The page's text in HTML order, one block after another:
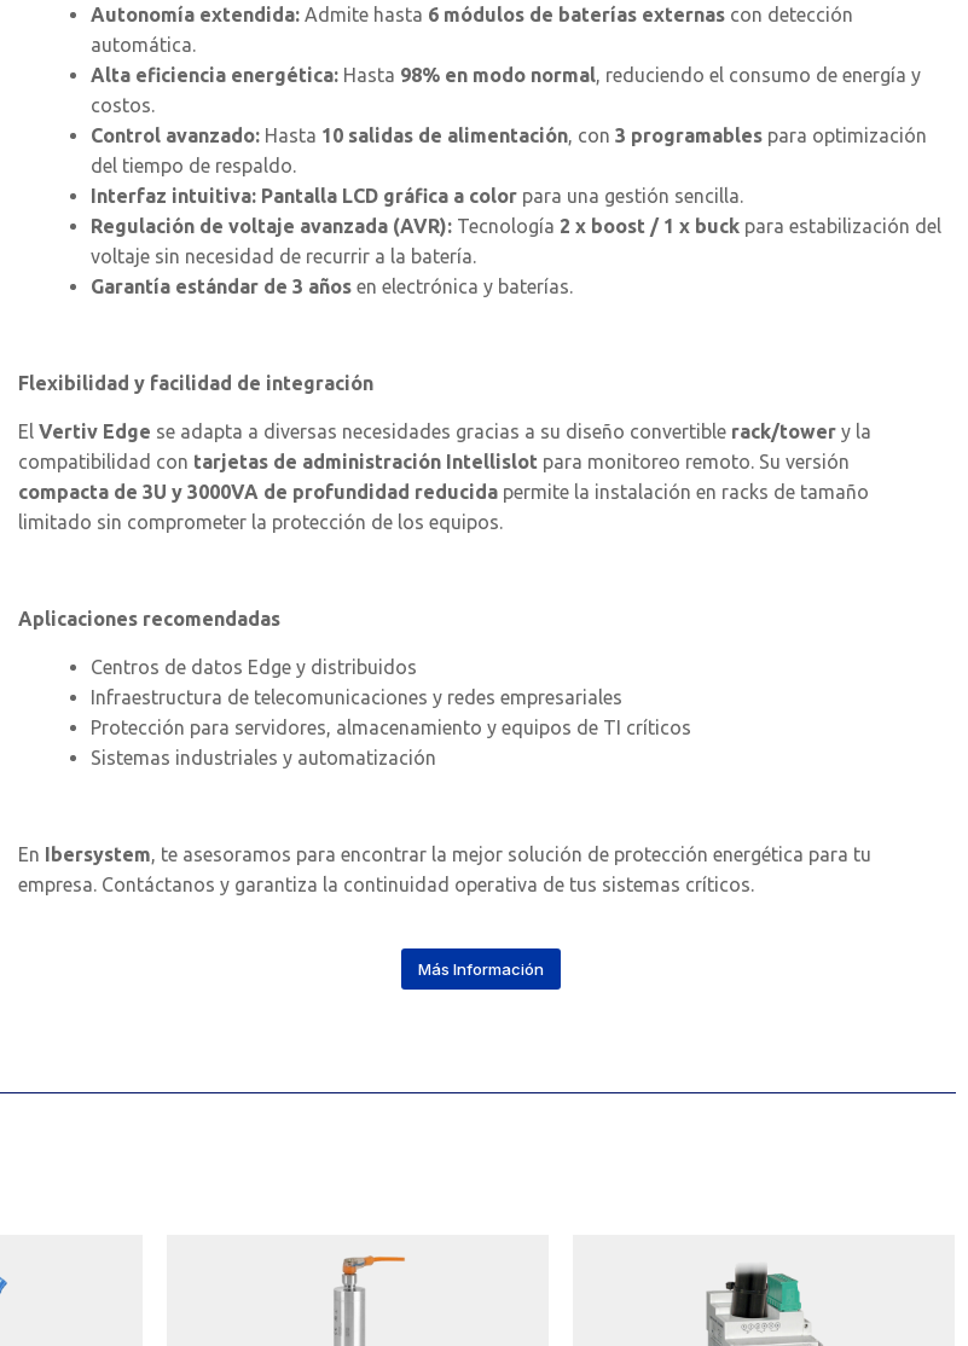
Autonomía extendida:Admite hasta 6 módulos de baterías externascon detección
automática.
Alta eficiencia energética:Hasta 98% en modo normal, reduciendo el consumo de energía y
costos.
Control avanzado:Hasta 10 salidas de alimentación, con 3 programablespara optimización
del tiempo de respaldo.
Interfaz intuitiva: Pantalla LCD gráfica a colorpara una gestión sencilla.
Regulación de voltaje avanzada (AVR):Tecnología 2 x boost / 1 x buckpara estabilización del
voltaje sin necesidad de recurrir a la batería.
Garantía estándar de 3 añosen electrónica y baterías.
Flexibilidad y facilidad de integración
El Vertiv Edge se adapta a diversas necesidades gracias a su diseño convertible rack/towery la
compatibilidad con tarjetas de administración Intellislotpara monitoreo remoto. Su versión
compacta de 3U y 3000VA de profundidad reducidapermite la instalación en racks de tamaño
limitado sin comprometer la protección de los equipos.
Aplicaciones recomendadas
Centros de datos Edge y distribuidos
Infraestructura de telecomunicaciones y redes empresariales
Protección para servidores, almacenamiento y equipos de TI críticos
Sistemas industriales y automatización
En Ibersystem, te asesoramos para encontrar la mejor solución de protección energética para tu
empresa. Contáctanos y garantiza la continuidad operativa de tus sistemas críticos.
Más Información